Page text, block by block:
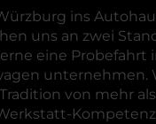
ins
uns an zwei
eine Probefahrt
unternehmen.
von mehr